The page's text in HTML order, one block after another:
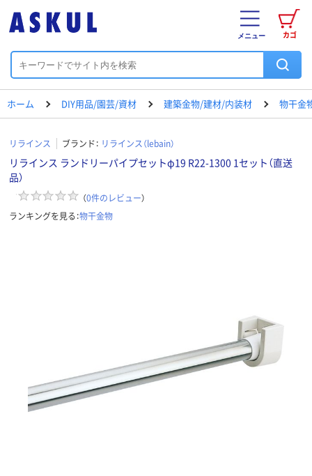
カゴ
メニュー
ホーム DIY用品/園芸/資材 建築金物/建材/内装材 物干金
リラインス ブランド： リラインス（lebain）
リラインス ランドリーパイプセットφ19 R22-1300 1セット（直送
品）
（0件のレビュー）
ランキングを見る：物干金物